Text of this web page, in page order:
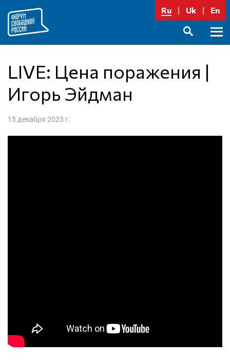
содержимому
Ru Uk En
LIVE: Цена поражения |
Игорь Эйдман
15 декабря 2023 г.